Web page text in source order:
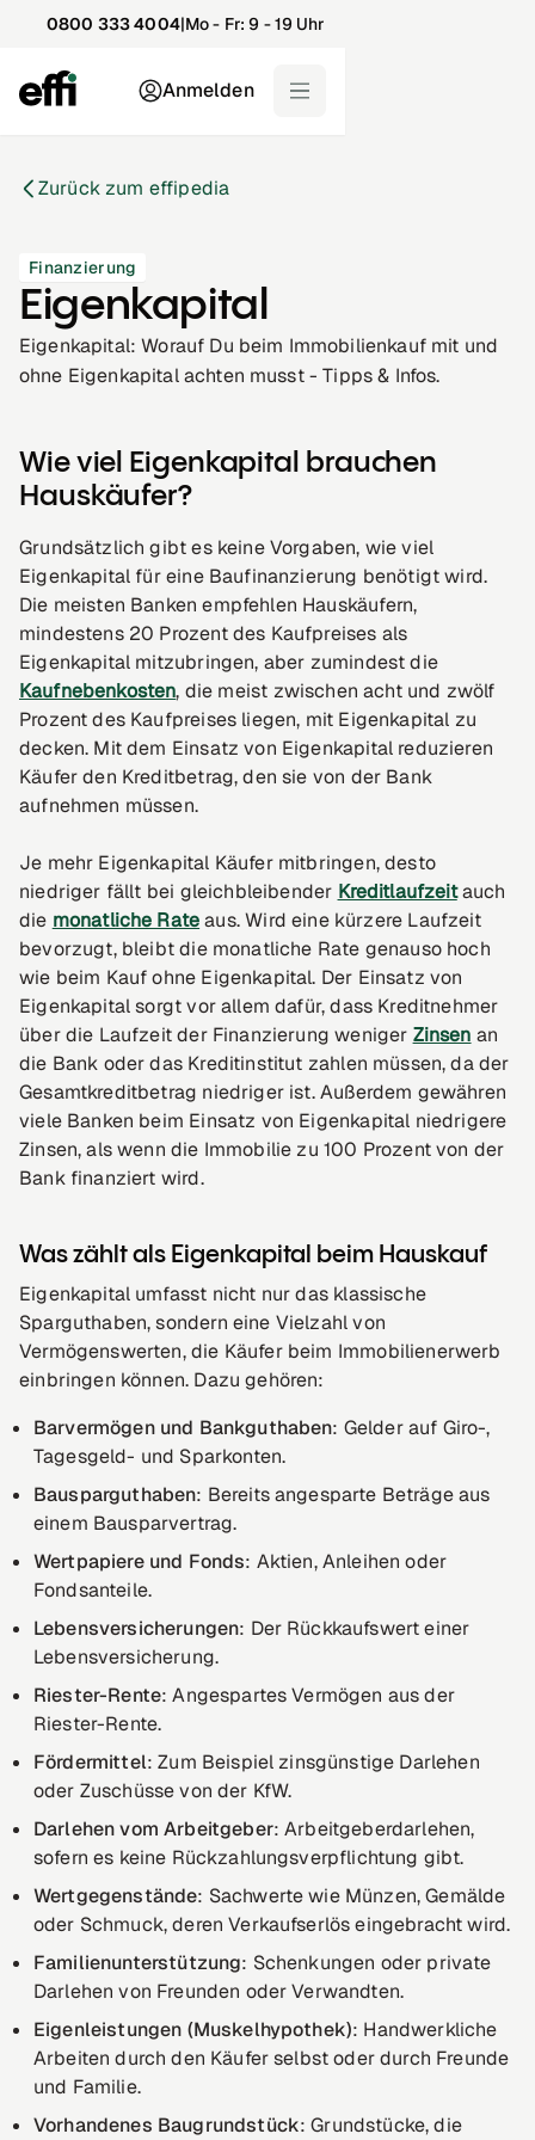
0800 333 4004|Mo - Fr: 9 - 19 Uhr
Anmelden
Zurück zum effipedia
Finanzierung
Eigenkapital
Eigenkapital: Worauf Du beim Immobilienkauf mit und
ohne Eigenkapital achten musst - Tipps & Infos.
Wie viel Eigenkapital brauchen
Hauskäufer?
Grundsätzlich gibt es keine Vorgaben, wie viel
Eigenkapital für eine Baufinanzierung benötigt wird.
Die meisten Banken empfehlen Hauskäufern,
mindestens 20 Prozent des Kaufpreises als
Eigenkapital mitzubringen, aber zumindest die
Kaufnebenkosten, die meist zwischen acht und zwölf
Prozent des Kaufpreises liegen, mit Eigenkapital zu
decken. Mit dem Einsatz von Eigenkapital reduzieren
Käufer den Kreditbetrag, den sie von der Bank
aufnehmen müssen.
Je mehr Eigenkapital Käufer mitbringen, desto
niedriger fällt bei gleichbleibender Kreditlaufzeitauch
die monatliche Rateaus. Wird eine kürzere Laufzeit
bevorzugt, bleibt die monatliche Rate genauso hoch
wie beim Kauf ohne Eigenkapital. Der Einsatz von
Eigenkapital sorgt vor allem dafür, dass Kreditnehmer
über die Laufzeit der Finanzierung weniger Zinsen an
die Bank oder das Kreditinstitut zahlen müssen, da der
Gesamtkreditbetrag niedriger ist. Außerdem gewähren
viele Banken beim Einsatz von Eigenkapital niedrigere
Zinsen, als wenn die Immobilie zu 100 Prozent von der
Bank finanziert wird.
Was zählt als Eigenkapital beim Hauskauf
Eigenkapital umfasst nicht nur das klassische
Sparguthaben, sondern eine Vielzahl von
Vermögenswerten, die Käufer beim Immobilienerwerb
einbringen können. Dazu gehören:
Barvermögen und Bankguthaben: Gelder auf Giro-,
Tagesgeld- und Sparkonten.
Bausparguthaben: Bereits angesparte Beträge aus
einem Bausparvertrag.
Wertpapiere und Fonds: Aktien, Anleihen oder
Fondsanteile.
Lebensversicherungen: Der Rückkaufswert einer
Lebensversicherung.
Riester-Rente: Angespartes Vermögen aus der
Riester-Rente.
Fördermittel: Zum Beispiel zinsgünstige Darlehen
oder Zuschüsse von der KfW.
Darlehen vom Arbeitgeber: Arbeitgeberdarlehen,
sofern es keine Rückzahlungsverpflichtung gibt.
Wertgegenstände: Sachwerte wie Münzen, Gemälde
oder Schmuck, deren Verkaufserlös eingebracht wird.
Familienunterstützung: Schenkungen oder private
Darlehen von Freunden oder Verwandten.
Eigenleistungen (Muskelhypothek): Handwerkliche
Arbeiten durch den Käufer selbst oder durch Freunde
und Familie.
Vorhandenes Baugrundstück: Grundstücke, die